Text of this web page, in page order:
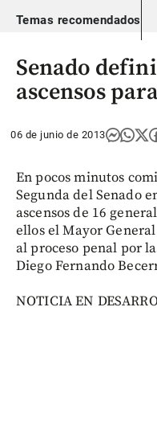
Temas recomendados
Senado
ascensos
06 de junio de 2013
En pocos minutos
Segunda del Senado
ascensos de 16
ellos el Mayor
al proceso penal por
Diego Fernando
NOTICIA EN